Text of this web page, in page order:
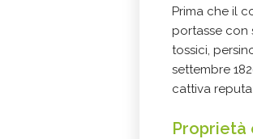
Prima che il
portasse con
tossici,
settembre
cattiva
Proprietà